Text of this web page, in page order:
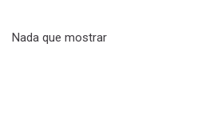
Nada que mostrar